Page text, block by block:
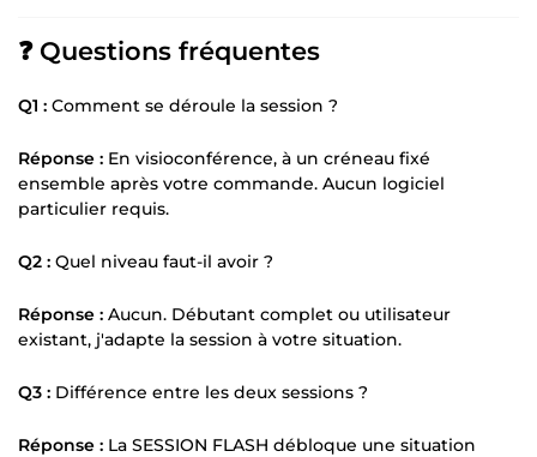
❓ Questions fréquentes
Q1 : Comment se déroule la session ?
Réponse : En visioconférence, à un créneau fixé
ensemble après votre commande. Aucun logiciel
particulier requis.
Q2 : Quel niveau faut-il avoir ?
Réponse : Aucun. Débutant complet ou utilisateur
existant, j'adapte la session à votre situation.
Q3 : Différence entre les deux sessions ?
Réponse : La SESSION FLASH débloque une situation